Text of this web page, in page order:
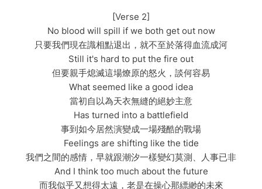
[Verse 2]
No blood will spill if we both get out now
只要我們現在識相點退出，就不至於落得血流成河
Still it's hard to put the fire out
但要親手熄滅這場燎原的怒火，談何容易
What seemed like a good idea
當初自以為天衣無縫的絕妙主意
Has turned into a battlefield
事到如今居然演變成一場殘酷的戰場
Feelings are shifting like the tide
我們之間的感情，早就跟潮汐一樣變幻莫測、人事已非
And I think too much about the future
而我似乎又想得太遠，老是在操心那縹緲的未來